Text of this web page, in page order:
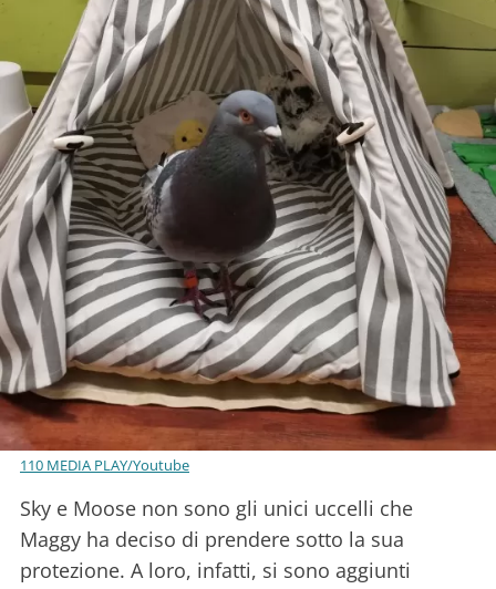
110 MEDIA PLAY/Youtube
Sky e Moose non sono gli unici uccelli che
Maggy ha deciso di prendere sotto la sua
protezione. A loro, infatti, si sono aggiunti